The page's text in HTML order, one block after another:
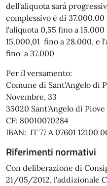
dell'aliquota sarà
complessivo è di
l'aliquota 0,55 fino a
15.000,01 fino a 28.000, e
fino a 37.000
Per il versamento:
Comune di Sant'Angelo di
Novembre, 33
35020 Sant'Angelo di
CF: 80010070284
IBAN: IT 77 A 07601 12100
Riferimenti normativi
Con deliberazione di
21/05/2012, l'addizionale